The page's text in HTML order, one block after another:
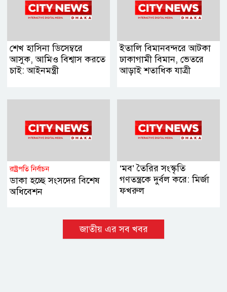
শেখ হাসিনা ডিসেম্বরে
আসুক, আমিও বিশ্বাস করতে
চাই: আইনমন্ত্রী
ইতালি বিমানবন্দরে আটকা
ঢাকাগামী বিমান, ভেতরে
আড়াই শতাধিক যাত্রী
রাষ্ট্রপতি নির্বাচন
ডাকা হচ্ছে সংসদের বিশেষ
অধিবেশন
‘মব’ তৈরির সংস্কৃতি
গণতন্ত্রকে দুর্বল করে: মির্জা
ফখরুল
জাতীয় এর সব খবর